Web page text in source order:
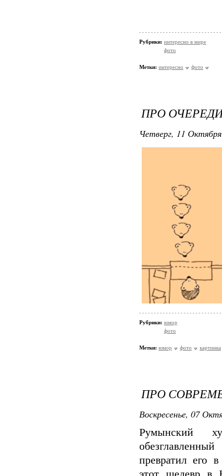
Рубрики: интересно в мире
фото
Метки: интересно фото
ПРО
Четверг, 11
Рубрики: юмор
фото
Метки: юмор фото картинка
ПРО
Воскресенье, 07
Румынский
превратил его